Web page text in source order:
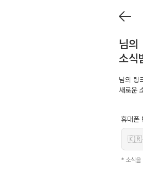
님의
소식
님의 링
새로운
휴대폰
🇰🇷
* 소식을